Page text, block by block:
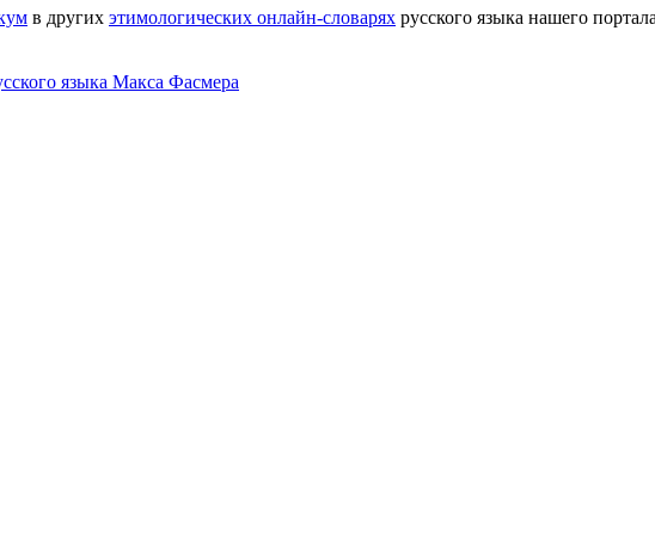
в других этимологических онлайн-словарях русского языка нашего
языка Макса Фасмера